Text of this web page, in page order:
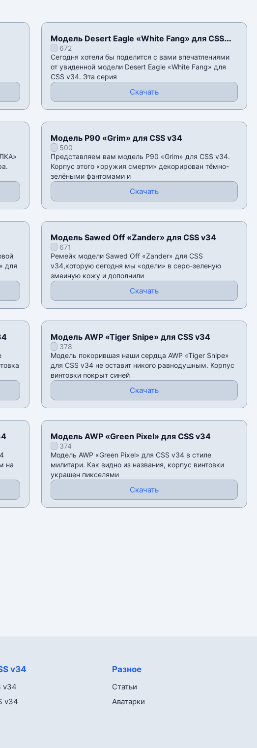
Модель Desert Eagle «White Fang» для CSS
v34672
Сегодня хотели бы поделится с вами впечатлениями
от увиденной модели Desert Eagle «White Fang» для
CSS v34. Эта серия
Скачать
Модель P90 «Grim» для CSS v34
500
Представляем вам модель P90 «Grim» для CSS v34.
Корпус этого «оружия смерти» декорирован тёмно-
зелёными фантомами и
Скачать
для
Модель Sawed Off «Zander» для CSS v34
671
Ремейк модели Sawed Off «Zander» для CSS
v34,которую сегодня мы «одели» в серо-зеленую
змеиную кожу и дополнили
Скачать
Модель AWP «Tiger Snipe» для CSS v34
378
Модель покорившая наши сердца AWP «Tiger Snipe»
для CSS v34 не оставит никого равнодушным. Корпус
винтовки покрыт синей
Скачать
на
Модель AWP «Green Pixel» для CSS v34
374
Модель AWP «Green Pixel» для CSS v34 в стиле
милитари. Как видно из названия, корпус винтовки
украшен пикселями
Скачать
v34
v34
v34
Разное
Статьи
Аватарки